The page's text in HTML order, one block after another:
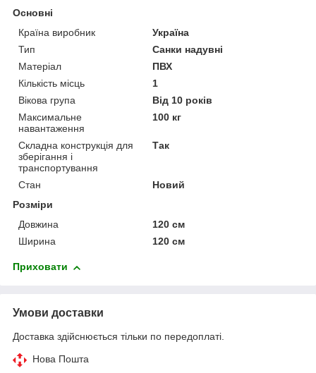
Основні
Країна виробник
Україна
Тип
Санки надувні
Матеріал
ПВХ
Кількість місць
1
Вікова група
Від 10 років
Максимальне
навантаження
100 кг
Складна конструкція для
зберігання і
транспортування
Так
Стан
Новий
Розміри
Довжина
120 см
Ширина
120 см
Приховати
Умови доставки
Доставка здійснюється тільки по передоплаті.
Нова Пошта